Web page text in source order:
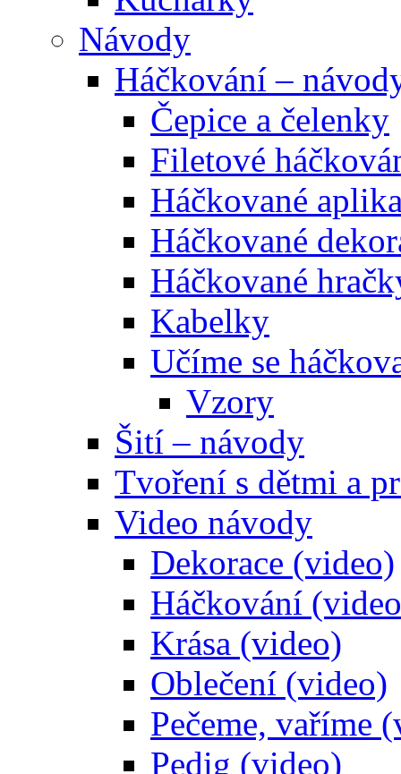
Návody
Háčkování –
Čepice a čelenky
Filetové
Háčkované
Háčkované
Háčkované
Kabelky
Učíme se
Vzory
Šití – návody
Tvoření s dětmi a
Video návody
Dekorace (video)
Háčkování
Krása (video)
Oblečení (video)
Pečeme, vaříme
Pedig (video)